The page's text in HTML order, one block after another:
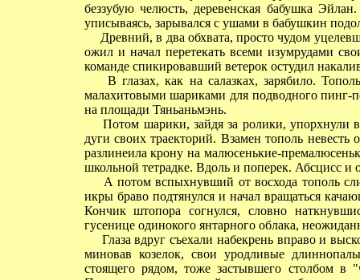
беззубую челюсть, деревенская бабушка
уписываясь, зарывался с ушами в бабушкин
Древний, в два обхвата, просто чудом
ожил и начал перетекать всеми изумрудами
команде спикировавший ветерок остудил
В глазах, как на салазках, зарябило.
малахитовыми шариками для подводного пинг-
на площади Тяньаньмэнь.
Потом шарики, зайдя за ролики, упорхнули
дуги своих траекторий. Взамен тополь невесть
разлинеила крону на малюсенькие-
школьной тетрадке. Вдоль и поперек. Абсцисс и
А потом вспыхнувший от восхода тополь
икры браво подтянулся и начал вращаться
Кончик штопора согнулся, словно
гусенице одинокого янтарного облака,
Глаза вдруг съехали набекрень вправо и
миновав козелок, свои уродливые
стоящего рядом, тоже застывшего столбом в